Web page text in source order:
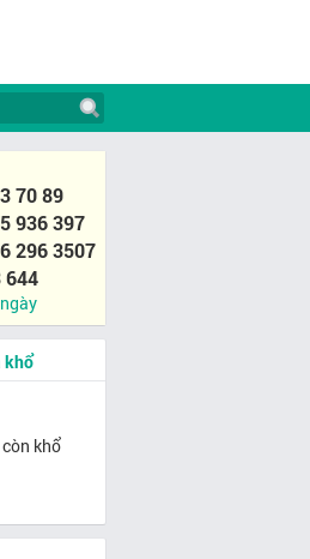
70 89
936 397
296 3507
644
khổ
khổ